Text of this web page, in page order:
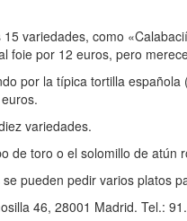
variedades, como
foie por 12 euros, pero
por la típica tortilla
variedades.
de toro o el solomillo de atún
pueden pedir varios platos
46, 28001 Madrid. Tel.: